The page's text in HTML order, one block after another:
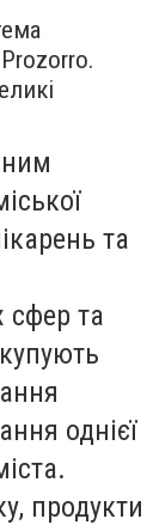
та
сфер та
однієї
продукти